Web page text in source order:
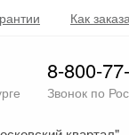
Как
8-800-
Звонок по